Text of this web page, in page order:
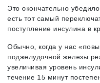
Это окончательно
есть тот самый
поступление инсулина в
Обычно, когда у нас
поджелудочной железы
увеличивая уровень
течение 15 минут